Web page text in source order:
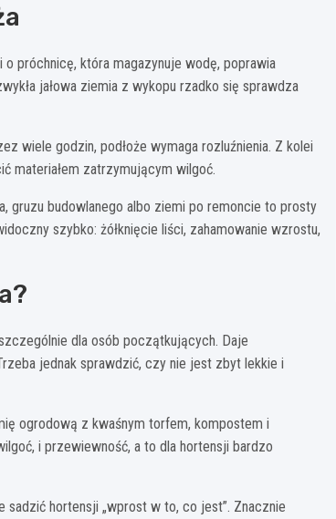
próchnicę, która magazynuje wodę, poprawia
jałowa ziemia z wykopu rzadko się sprawdza
wiele godzin, podłoże wymaga rozluźnienia. Z kolei
materiałem zatrzymującym wilgoć.
gruzu budowlanego albo ziemi po remoncie to prosty
szybko: żółknięcie liści, zahamowanie wzrostu,
dla osób początkujących. Daje
jednak sprawdzić, czy nie jest zbyt lekkie i
ogrodową z kwaśnym torfem, kompostem i
i przewiewność, a to dla hortensji bardzo
hortensji „wprost w to, co jest”. Znacznie